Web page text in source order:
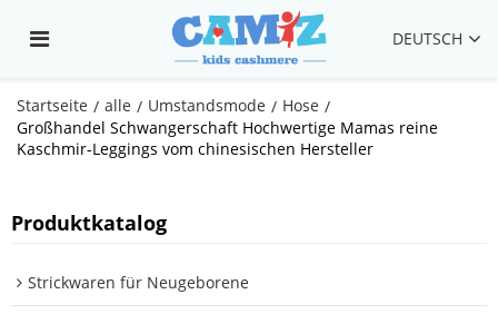
DEUTSCH
Startseite / alle / Umstandsmode / Hose /
Großhandel Schwangerschaft Hochwertige Mamas reine
Kaschmir-Leggings vom chinesischen Hersteller
Produktkatalog
Strickwaren für Neugeborene